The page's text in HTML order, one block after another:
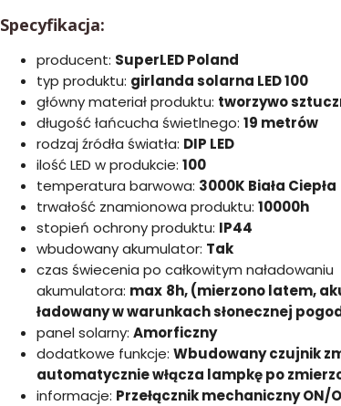
Specyfikacja:
producent: SuperLED Poland
typ produktu: girlanda solarna LED 100
główny materiał produktu: tworzywo
długość łańcucha świetlnego: 19 metrów
rodzaj źródła światła: DIP LED
ilość LED w produkcie: 100
temperatura barwowa: 3000K Biała Ciepła
trwałość znamionowa produktu: 10000h
stopień ochrony produktu: IP44
wbudowany akumulator: Tak
czas świecenia po całkowitym naładowaniu
akumulatora: max 8h, (mierzono latem,
ładowany w warunkach słonecznej
panel solarny: Amorficzny
dodatkowe funkcje: Wbudowany czujnik
automatycznie włącza lampkę po
informacje: Przełącznik mechaniczny ON/